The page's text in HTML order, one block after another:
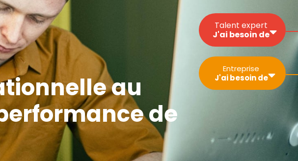
Talent expert
J'ai besoin de
Développer ma
visibilité
Sécuriser mon
administratives
Entreprise
J'ai besoin de
manager de
transition
au
de